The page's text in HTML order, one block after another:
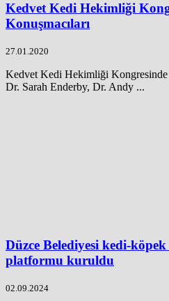
Kedvet Kedi Hekimliği
Konuşmacıları
27.01.2020
Kedvet Kedi Hekimliği Kongresinde
Dr. Sarah Enderby, Dr. Andy ...
Düzce Belediyesi kedi-
platformu kuruldu
02.09.2024